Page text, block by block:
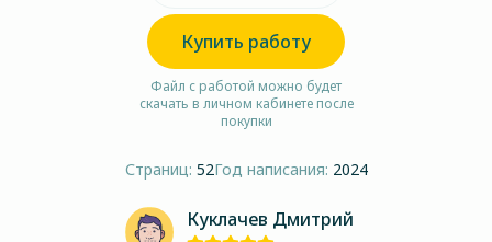
Купить работу
Файл с работой можно будет
скачать в личном кабинете после
покупки
Страниц: 52Год написания: 2024
Куклачев Дмитрий